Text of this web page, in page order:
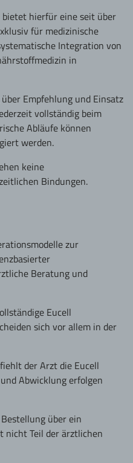
bietet hierfür eine seit über
für medizinische
Integration von
in
Empfehlung und Einsatz
vollständig beim
Abläufe können
werden.
keine
Bindungen.
zur
Beratung und
Eucell
sich vor allem in der
der Arzt die Eucell
Abwicklung erfolgen
über ein
nicht Teil der ärztlichen